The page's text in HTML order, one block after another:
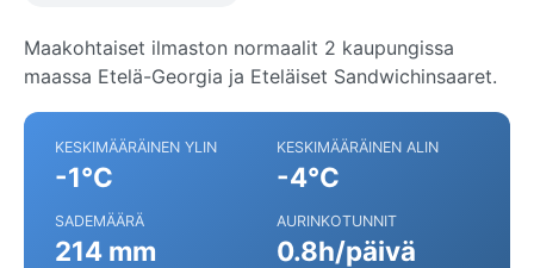
Maakohtaiset ilmaston normaalit 2 kaupungissa
maassa Etelä-Georgia ja Eteläiset Sandwichinsaaret.
KESKIMÄÄRÄINEN YLIN
-1°C
KESKIMÄÄRÄINEN ALIN
-4°C
SADEMÄÄRÄ
214 mm
AURINKOTUNNIT
0.8h/päivä